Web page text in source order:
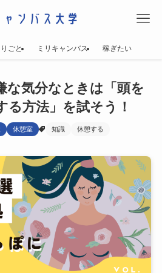
ごと ミリキャンバス 稼ぎたい
な気分なときは「頭を
る方法」を試そう！
休憩室 知識 休憩する